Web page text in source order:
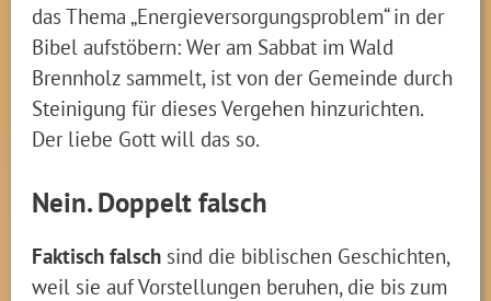
das Thema „Energieversorgungsproblem“ in der
Bibel aufstöbern: Wer am Sabbat im Wald
Brennholz sammelt, ist von der Gemeinde durch
Steinigung für dieses Vergehen hinzurichten.
Der liebe Gott will das so.
Nein. Doppelt falsch
Faktisch falsch sind die biblischen Geschichten,
weil sie auf Vorstellungen beruhen, die bis zum